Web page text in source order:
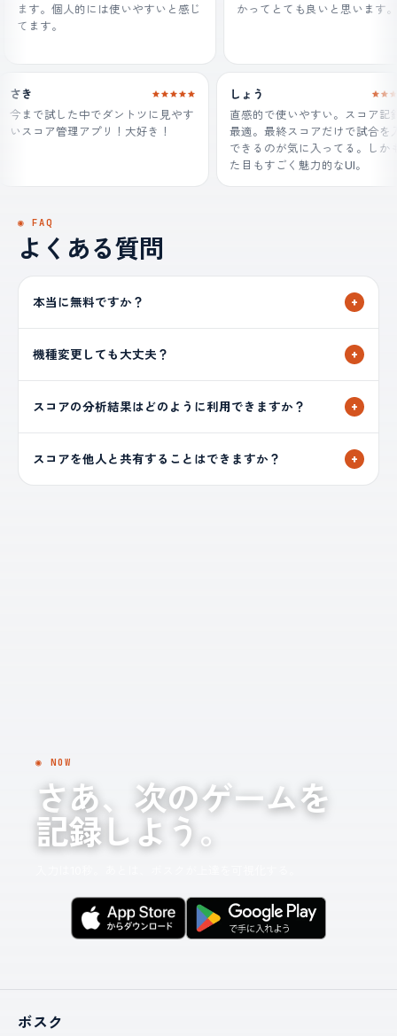
ます。個人的には使いやすいと感じ
てます。
かってとても良いと思い
で試した中でダントツに見やす
コア管理アプリ！大好き！
しょう
直感的で使いやすい。スコア記録に
最適。最終スコアだけで試合を入力
できるのが気に入ってる。しかも見
た目もすごく魅力的なUI。
◉ FAQ
よくある質問
本当に無料ですか？ +
機種変更しても大丈夫？ +
スコアの分析結果はどのように利用できますか？ +
スコアを他人と共有することはできますか？ +
◉ NOW
さあ、次のゲームを
記録しよう。
ボスク